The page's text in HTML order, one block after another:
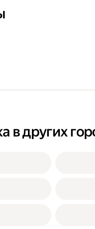
в других